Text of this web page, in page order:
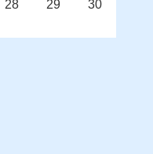
28 29
30